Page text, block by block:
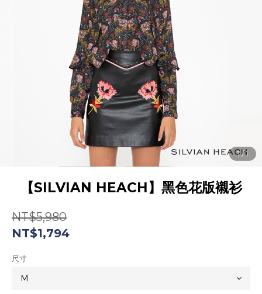
【SILVIAN HEACH】黑色花版襯衫
NT$5,980
NT$1,794
尺寸